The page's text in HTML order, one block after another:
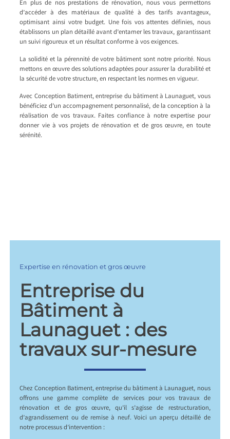
En plus de nos prestations de rénovation, nous vous permettons
d’accéder à des matériaux de qualité à des tarifs avantageux,
optimisant ainsi votre budget. Une fois vos attentes définies, nous
établissons un plan détaillé avant d’entamer les travaux, garantissant
un suivi rigoureux et un résultat conforme à vos exigences.
La solidité et la pérennité de votre bâtiment sont notre priorité. Nous
mettons en œuvre des solutions adaptées pour assurer la durabilité et
la sécurité de votre structure, en respectant les normes en vigueur.
Avec Conception Batiment, entreprise du bâtiment à Launaguet, vous
bénéficiez d’un accompagnement personnalisé, de la conception à la
réalisation de vos travaux. Faites confiance à notre expertise pour
donner vie à vos projets de rénovation et de gros œuvre, en toute
sérénité.
Expertise en rénovation et gros œuvre
Entreprise du
Bâtiment à
Launaguet : des
travaux sur-mesure
Chez Conception Batiment, entreprise du bâtiment à Launaguet, nous
offrons une gamme complète de services pour vos travaux de
rénovation et de gros œuvre, qu’il s’agisse de restructuration,
d’agrandissement ou de remise à neuf. Voici un aperçu détaillé de
notre processus d’intervention :